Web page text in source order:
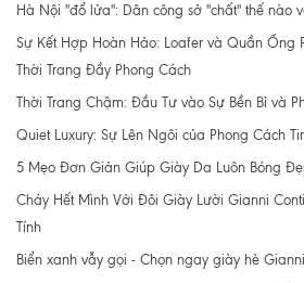
Hà Nội "đổ lửa": Dân công sở "chất" thế nào
Sự Kết Hợp Hoàn Hảo: Loafer và Quần Ống
Thời Trang Đầy Phong Cách
Thời Trang Chậm: Đầu Tư vào Sự Bền Bỉ và
Quiet Luxury: Sự Lên Ngôi của Phong Cách
5 Mẹo Đơn Giản Giúp Giày Da Luôn Bóng
Cháy Hết Mình Với Đôi Giày Lười Gianni
Tính
Biển xanh vẫy gọi - Chọn ngay giày hè